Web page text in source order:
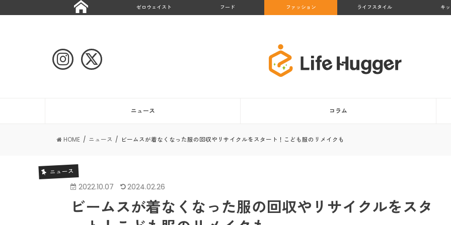
ゼロウェイスト フード ファッション ライフスタイル キ
ニュース コラム
HOME ニュース ビームスが着なくなった服の回収やリサイクルをスタート！こども服のリメイクも
ニュース
2022.10.07 2024.02.26
ビームスが着なくなった服の回収やリサイクルをスタ